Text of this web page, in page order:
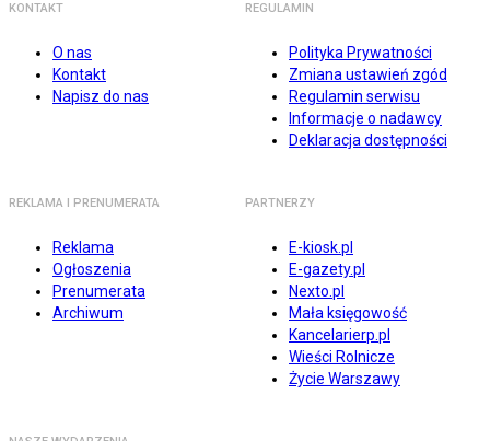
KONTAKT
O nas
Kontakt
Napisz do nas
REGULAMIN
Polityka Prywatności
Zmiana ustawień zgód
Regulamin serwisu
Informacje o nadawcy
Deklaracja dostępności
REKLAMA I PRENUMERATA
Reklama
Ogłoszenia
Prenumerata
Archiwum
PARTNERZY
E-kiosk.pl
E-gazety.pl
Nexto.pl
Mała księgowość
Kancelarierp.pl
Wieści Rolnicze
Życie Warszawy